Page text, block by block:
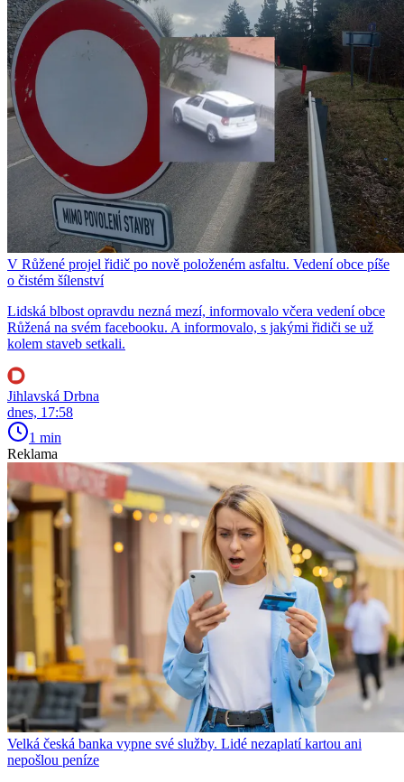
V Růžené projel řidič po nově položeném asfaltu. Vedení obce píše
o čistém šílenství
Lidská blbost opravdu nezná mezí, informovalo včera vedení obce
Růžená na svém facebooku. A informovalo, s jakými řidiči se už
kolem staveb setkali.
Jihlavská Drbna
dnes, 17:58
1 min
Reklama
Velká česká banka vypne své služby. Lidé nezaplatí kartou ani
nepošlou peníze